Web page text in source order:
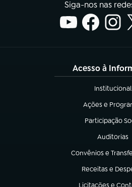
Siga-nos nas
Acesso à
Institucional
(abre em
Ações e
(abre em nova
Participação
(abre em nova
Auditorias
(abre em
Convênios e
(abre em nova aba)
Receitas e
(abre em nova
Licitações e